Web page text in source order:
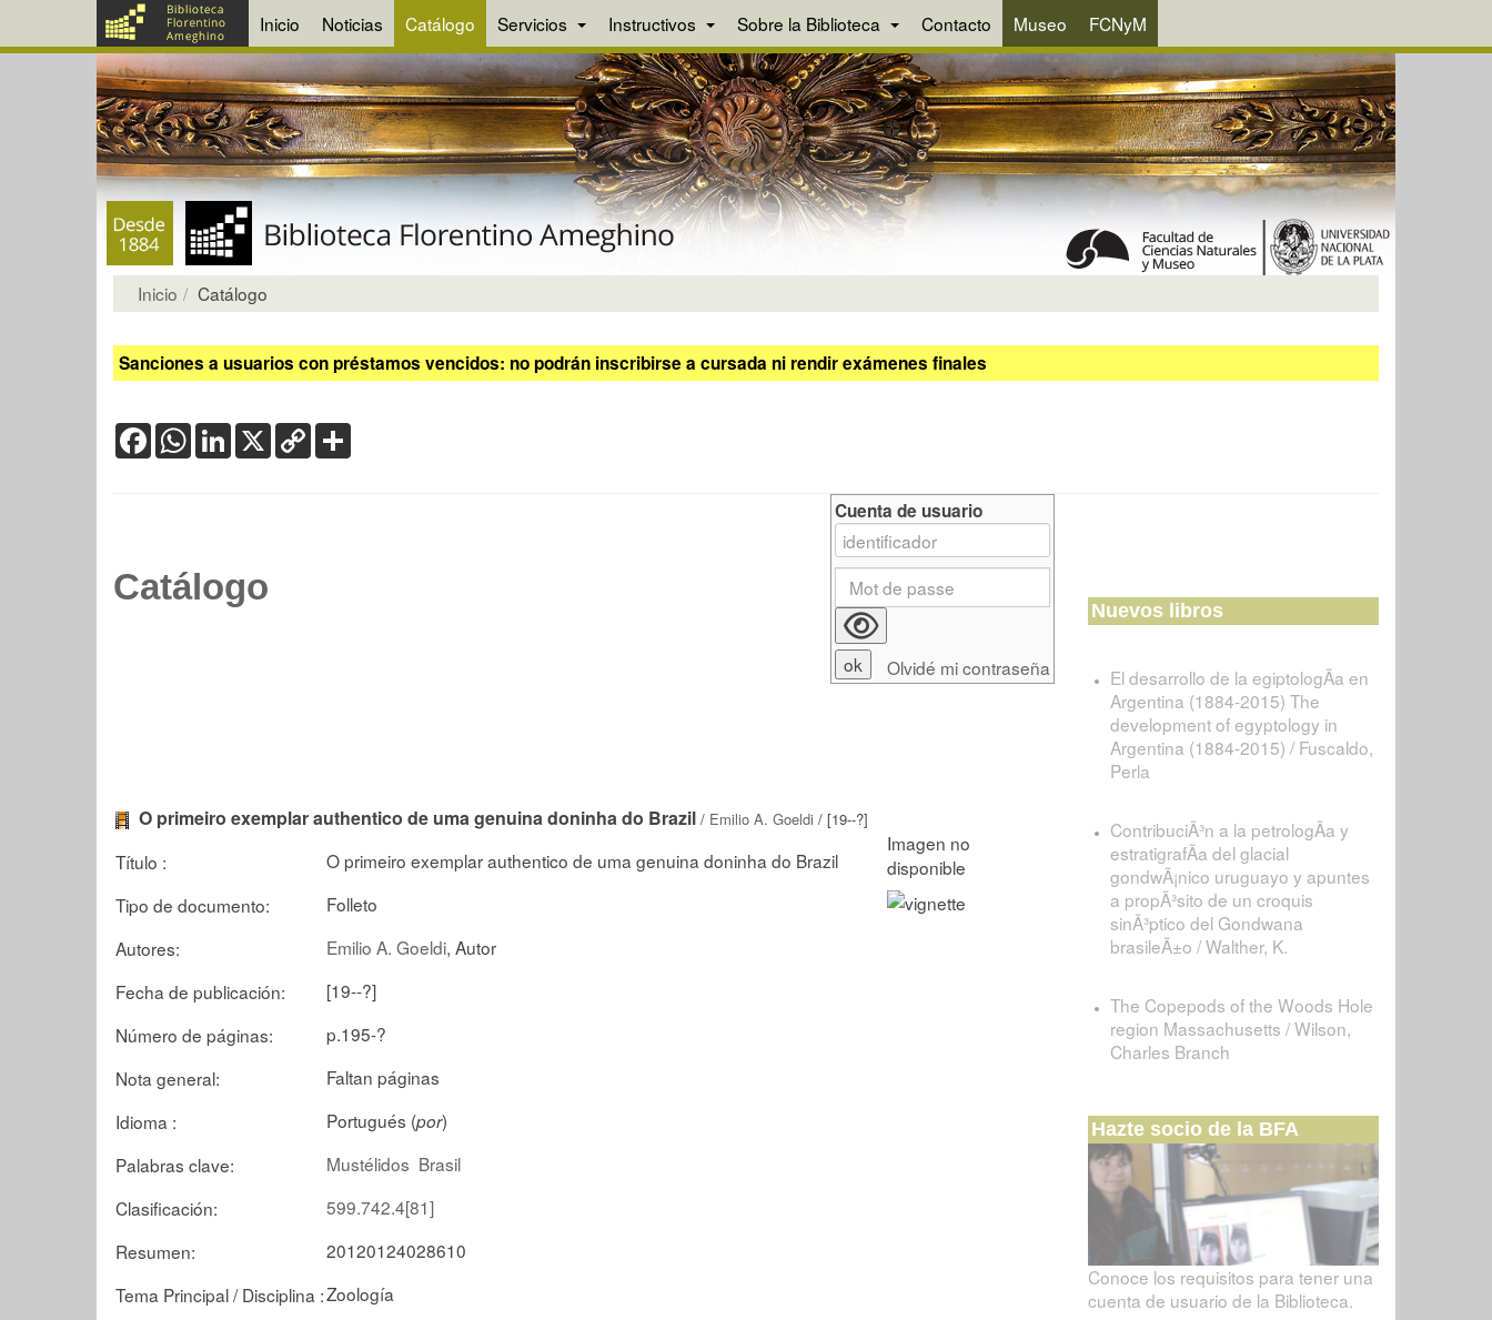
Inicio Noticias Catálogo Servicios Instructivos Sobre la Biblioteca Contacto Museo FCNyM
Inicio Catálogo
Sanciones a usuarios con préstamos vencidos: no podrán inscribirse a cursada ni rendir exámenes finales
FacebookWhatsApp
LinkedIn
X Copy
Link
Catálogo
O primeiro exemplar authentico de uma genuina doninha do Brazil / Emilio A. Goeldi / [19--?]
Título :
O primeiro exemplar authentico de uma genuina doninha do Brazil
Tipo de documento:
Folleto
Autores:
Emilio A. Goeldi, Autor
Fecha de publicación:
[19--?]
Número de páginas:
p.195-?
Nota general:
Faltan páginas
Idioma :
Portugués (por)
Palabras clave:
Mustélidos Brasil
Clasificación:
599.742.4[81]
Resumen:
20120124028610
Tema Principal / Disciplina :Zoología
Cuenta de usuario
Olvidé mi contraseña
Nuevos libros
El desarrollo de la egiptologÃ­a en
Argentina (1884-2015) The
development of egyptology in
Argentina (1884-2015) / Fuscaldo,
Perla
ContribuciÃ³n a la petrologÃ­a y
estratigrafÃ­a del glacial
gondwÃ¡nico uruguayo y apuntes
a propÃ³sito de un croquis
sinÃ³ptico del Gondwana
brasileÃ±o / Walther, K.
The Copepods of the Woods Hole
region Massachusetts / Wilson,
Charles Branch
Hazte socio de la BFA
Conoce los requisitos para tener una
cuenta de usuario de la Biblioteca.